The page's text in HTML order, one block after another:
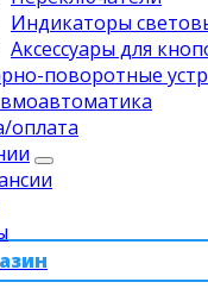
Индикаторы
Аксессуары для
поворотные
оплата